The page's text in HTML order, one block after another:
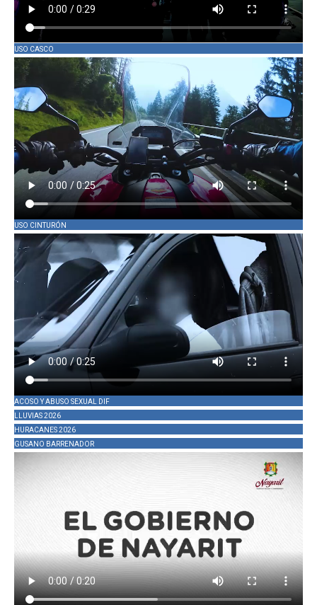
USO CASCO
USO CINTURÓN
ACOSO Y ABUSO SEXUAL DIF
LLUVIAS 2026
HURACANES 2026
GUSANO BARRENADOR